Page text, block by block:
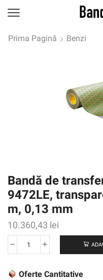
Prima Pagină Benzi
Bandă de
9472LE,
m, 0,13 mm
10.360,43 lei
Cantitate
de
Oferte Cantitative